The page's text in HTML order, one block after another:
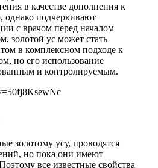
в качестве дополнения к
однако подчеркивают
с врачом перед началом
золотой ус может стать
в комплексном подходе к
но его использование
и контролируемым.
золотому усу, проводятся
но пока они имеют
все известные свойства